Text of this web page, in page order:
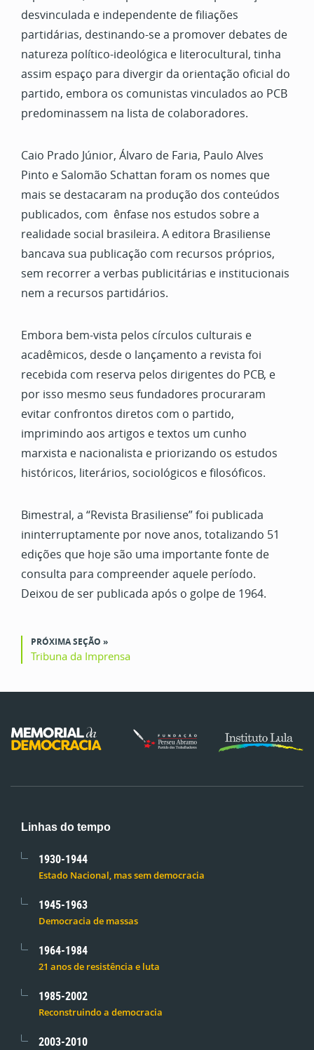
desvinculada e independente de filiações
partidárias, destinando-se a promover debates de
natureza político-ideológica e literocultural, tinha
assim espaço para divergir da orientação oficial do
partido, embora os comunistas vinculados ao PCB
predominassem na lista de colaboradores.
Caio Prado Júnior, Álvaro de Faria, Paulo Alves
Pinto e Salomão Schattan foram os nomes que
mais se destacaram na produção dos conteúdos
publicados, com ênfase nos estudos sobre a
realidade social brasileira. A editora Brasiliense
bancava sua publicação com recursos próprios,
sem recorrer a verbas publicitárias e institucionais
nem a recursos partidários.
Embora bem-vista pelos círculos culturais e
acadêmicos, desde o lançamento a revista foi
recebida com reserva pelos dirigentes do PCB, e
por isso mesmo seus fundadores procuraram
evitar confrontos diretos com o partido,
imprimindo aos artigos e textos um cunho
marxista e nacionalista e priorizando os estudos
históricos, literários, sociológicos e filosóficos.
Bimestral, a “Revista Brasiliense” foi publicada
ininterruptamente por nove anos, totalizando 51
edições que hoje são uma importante fonte de
consulta para compreender aquele período.
Deixou de ser publicada após o golpe de 1964.
PRÓXIMA SEÇÃO »
Tribuna da Imprensa
Linhas do tempo
1930-1944
Estado Nacional, mas sem democracia
1945-1963
Democracia de massas
1964-1984
21 anos de resistência e luta
1985-2002
Reconstruindo a democracia
2003-2010